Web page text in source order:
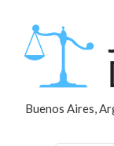
Buenos Aires,